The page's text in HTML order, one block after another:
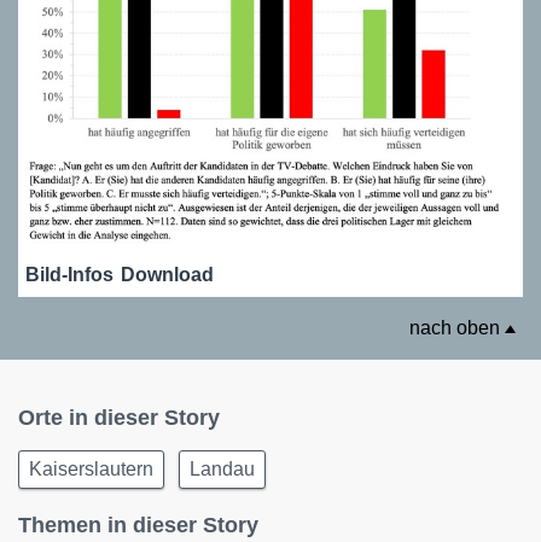
Bild-Infos Download
nach oben
Orte in dieser Story
Kaiserslautern Landau
Themen in dieser Story